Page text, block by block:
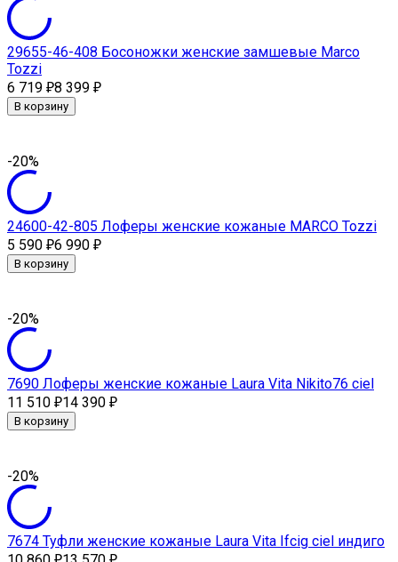
29655-46-408 Босоножки женские замшевые Marсo
Tozzi
6 719 ₽8 399 ₽
В корзину
-20%
24600-42-805 Лоферы женские кожаные MARCO Tozzi
5 590 ₽6 990 ₽
В корзину
-20%
7690 Лоферы женские кожаные Laura Vita Nikito76 ciel
11 510 ₽14 390 ₽
В корзину
-20%
7674 Туфли женские кожаные Laura Vita Ifcig ciel индиго